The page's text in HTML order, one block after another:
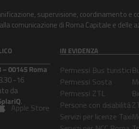
supervisione, coordinamento
comunicazione di Roma Capitale e delle
– 00145 Roma
-16
da
.
Apple Store
IN EVIDENZA
Permessi Bus turistici
Permessi Sosta
Permessi ZTL
Persone con disabilità
Servizi per licenze Taxi